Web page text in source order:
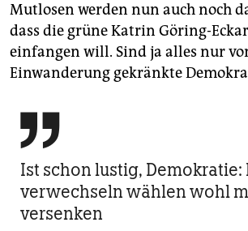
Mutlosen werden nun auch noch
dass die grüne Katrin Göring-
einfangen will. Sind ja alles nur
Einwanderung gekränkte

Ist schon lustig, Demokratie:
verwechseln wählen wohl
versenken